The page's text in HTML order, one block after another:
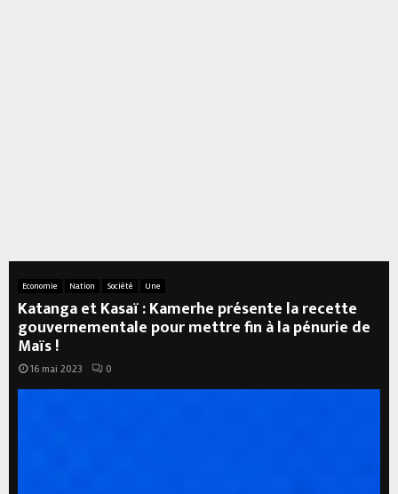
Economie Nation Société Une
Katanga et Kasaï : Kamerhe présente la recette
gouvernementale pour mettre fin à la pénurie de
Maïs !
16 mai 2023 0